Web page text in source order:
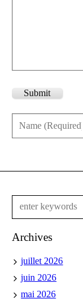
Submit
Archives
juillet 2026
juin 2026
mai 2026